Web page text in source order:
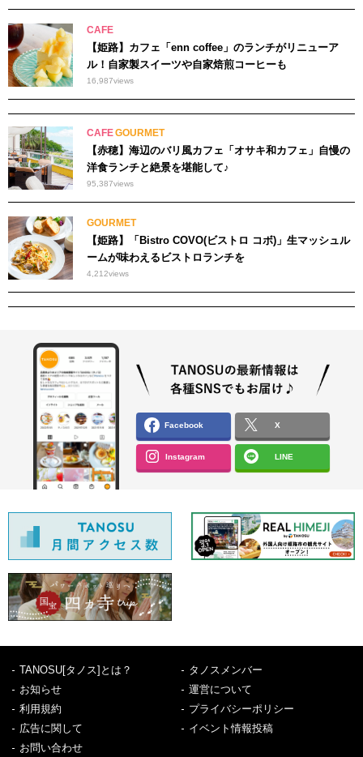
CAFE
【姫路】カフェ「enn coffee」のランチがリニューア
ル！自家製スイーツや自家焙煎コーヒーも
16,987views
CAFEGOURMET
【赤穂】海辺のバリ風カフェ「オサキ和カフェ」自慢の
洋食ランチと絶景を堪能して♪
95,387views
GOURMET
【姫路】「Bistro COVO(ビストロ コボ)」生マッシュル
ームが味わえるビストロランチを
4,212views
Facebook X
Instagram LINE
TANOSU[タノス]とは？
タノスメンバー
お知らせ
運営について
利用規約
プライバシーポリシー
広告に関して
イベント情報投稿
お問い合わせ